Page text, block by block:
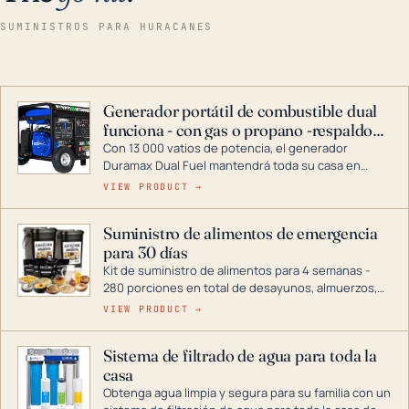
SUMINISTROS PARA HURACANES
Generador portátil de combustible dual
funciona - con gas o propano -respaldo
para el hogar
Con 13 000 vatios de potencia, el generador
Duramax Dual Fuel mantendrá toda su casa en
funcionamiento durante una tormenta o un corte
combustible dual, con una gama completa que
abarca desde inversores digitales hasta
generadores que pueden alimentar toda su casa.
VIEW PRODUCT →
Suministro de alimentos de emergencia
para 30 días
Kit de suministro de alimentos para 4 semanas -
280 porciones en total de desayunos, almuerzos,
cenas y postres. Se puede almacenar durante
VIEW PRODUCT →
Sistema de filtrado de agua para toda la
casa
Obtenga agua limpia y segura para su familia con un